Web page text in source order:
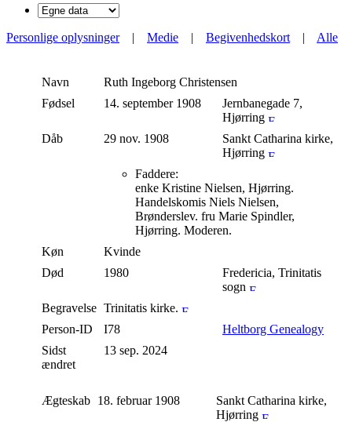
Personlige oplysninger| Medie | Begivenhedskort | Alle
Navn Ruth Ingeborg Christensen
Fødsel
14. september 1908
Jernbanegade 7,
Hjørring
Dåb
29 nov. 1908
Sankt Catharina kirke,
Hjørring
Faddere:
enke Kristine Nielsen, Hjørring.
Handelskomis Niels Nielsen,
Brønderslev. fru Marie Spindler,
Hjørring. Moderen.
Køn
Kvinde
Død
1980
Fredericia, Trinitatis
sogn
Begravelse Trinitatis kirke.
Person-ID
I78
Heltborg Genealogy
Sidst
ændret
13 sep. 2024
Ægteskab 18. februar 1908
Sankt Catharina kirke,
Hjørring